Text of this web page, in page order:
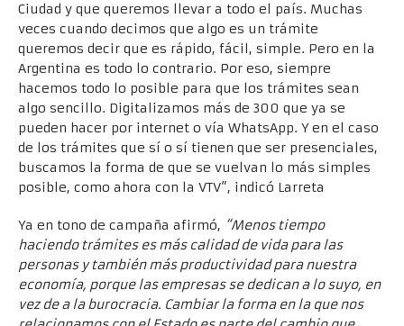
Ciudad y que queremos llevar a todo el país. Muchas
veces cuando decimos que algo es un trámite
queremos decir que es rápido, fácil, simple. Pero en la
Argentina es todo lo contrario. Por eso, siempre
hacemos todo lo posible para que los trámites sean
algo sencillo. Digitalizamos más de 300 que ya se
pueden hacer por internet o vía WhatsApp. Y en el caso
de los trámites que sí o sí tienen que ser presenciales,
buscamos la forma de que se vuelvan lo más simples
posible, como ahora con la VTV”, indicó Larreta
Ya en tono de campaña afirmó, “Menos tiempo
haciendo trámites es más calidad de vida para las
personas y también más productividad para nuestra
economía, porque las empresas se dedican a lo suyo, en
vez de a la burocracia. Cambiar la forma en la que nos